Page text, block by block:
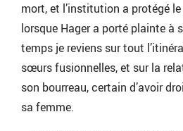
mort, et l’institution a protégé
lorsque Hager a porté plainte à
temps je reviens sur tout
sœurs fusionnelles, et sur la
son bourreau, certain d’avoir
sa femme.